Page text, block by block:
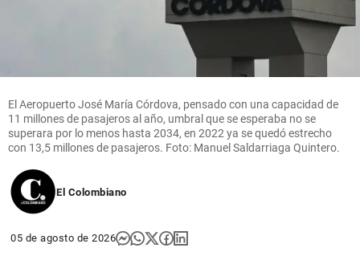
El Aeropuerto José María Córdova, pensado con una capacidad de
11 millones de pasajeros al año, umbral que se esperaba no se
superara por lo menos hasta 2034, en 2022 ya se quedó estrecho
con 13,5 millones de pasajeros. Foto: Manuel Saldarriaga Quintero.
El Colombiano
05 de agosto de 2026